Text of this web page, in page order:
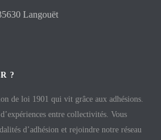
Langouët
?
de loi 1901 qui vit grâce aux adhésions.
entre collectivités. Vous
d’adhésion et rejoindre notre réseau